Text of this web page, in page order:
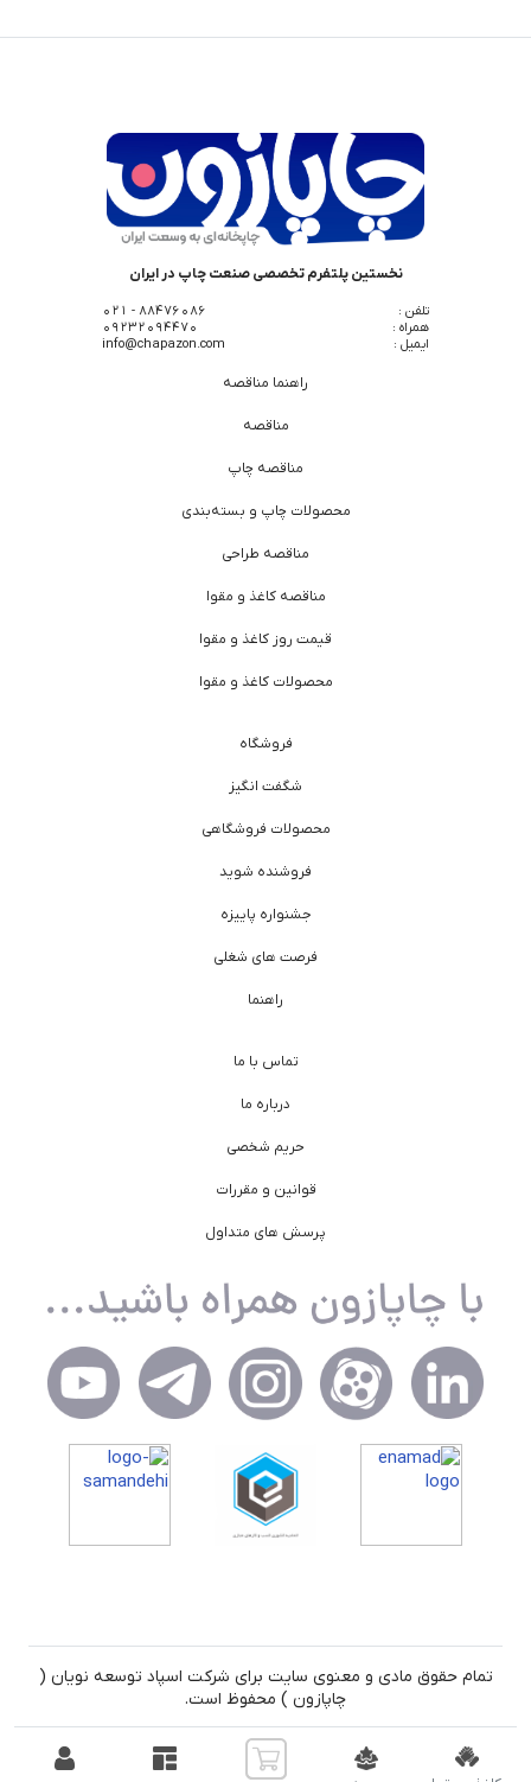
نخستین پلتفرم تخصصی صنعت چاپ در ایران
تلفن :
88476086 - 021
همراه :
09232094470
ایمیل :
info@chapazon.com
راهنما مناقصه
مناقصه
مناقصه چاپ
محصولات چاپ و بسته‌بندی
مناقصه طراحی
مناقصه کاغذ و مقوا
قیمت روز کاغذ و مقوا
محصولات کاغذ و مقوا
فروشگاه
شگفت انگیز
محصولات فروشگاهی
فروشنده شوید
جشنواره پاییزه
فرصت های شغلی
راهنما
تماس با ما
درباره ما
حریم شخصی
قوانین و مقررات
پرسش های متداول
تمام حقوق مادی و معنوی سایت برای شرکت اسپاد توسعه نویان (
چاپازون ) محفوظ است.